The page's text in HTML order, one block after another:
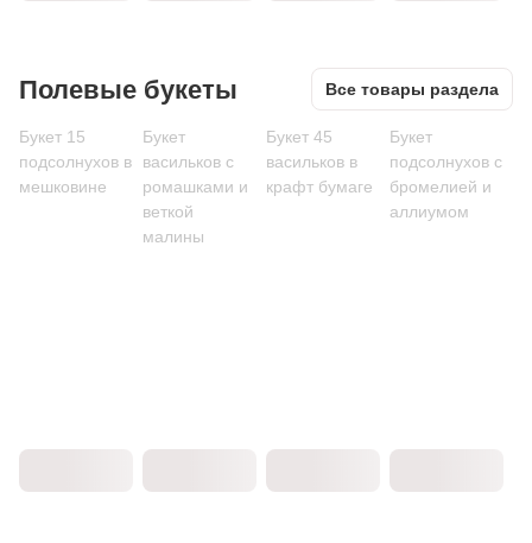
Полевые букеты Все товары раздела
Букет 15
подсолнухов в
мешковине
Букет
васильков с
ромашками и
веткой
малины
Букет 45
васильков в
крафт бумаге
Букет
подсолнухов с
бромелией и
аллиумом